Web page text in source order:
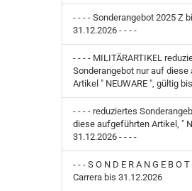
- - - - Sonderangebot 2025 Z
31.12.2026 - - - -
- - - - MILITÄRARTIKEL
Sonderangebot nur auf
Artikel " NEUWARE ", gültig
- - - - reduziertes
diese aufgeführten Artikel, "
31.12.2026 - - - -
- - - S O N D E R A N G E B O
Carrera bis 31.12.2026